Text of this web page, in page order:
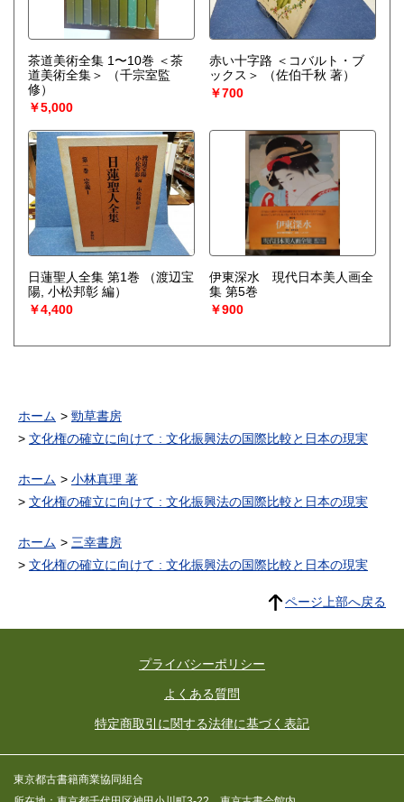
茶道美術全集 1〜10巻 ＜茶
道美術全集＞
（千宗室監
修）
￥5,000
赤い十字路 ＜コバルト・ブ
ックス＞
（佐伯千秋 著）
￥700
日蓮聖人全集 第1巻
（渡辺宝
陽, 小松邦彰 編）
￥4,400
伊東深水 現代日本美人画全
集 第5巻
￥900
ホーム
勁草書房
文化権の確立に向けて : 文化振興法の国際比較と日本の現実
ホーム
小林真理 著
文化権の確立に向けて : 文化振興法の国際比較と日本の現実
ホーム
三幸書房
文化権の確立に向けて : 文化振興法の国際比較と日本の現実
ページ上部へ戻る
プライバシーポリシー
よくある質問
特定商取引に関する法律に基づく表記
東京都古書籍商業協同組合